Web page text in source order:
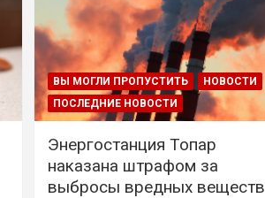
ВЫ МОГЛИ ПРОПУСТИТЬ
НОВОСТИ
ПОСЛЕДНИЕ НОВОСТИ
Энергостанция Топар
наказана штрафом за
выбросы вредных веществ